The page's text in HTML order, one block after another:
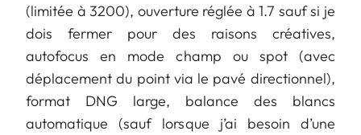
(limitée à 3200), ouverture réglée à 1.7 sauf si je
dois fermer pour des raisons créatives,
autofocus en mode champ ou spot (avec
déplacement du point via le pavé directionnel),
format DNG large, balance des blancs
automatique (sauf lorsque j’ai besoin d’une